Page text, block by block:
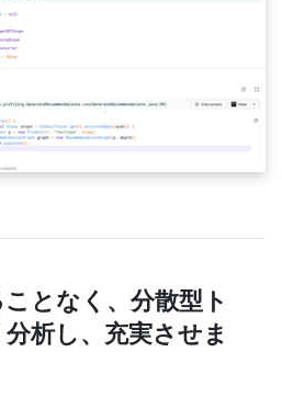
となく、分散型ト
析し、充実させま